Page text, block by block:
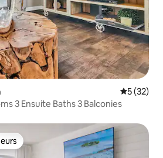
Note
5 (32)
3 Ensuite Baths 3 Balconies